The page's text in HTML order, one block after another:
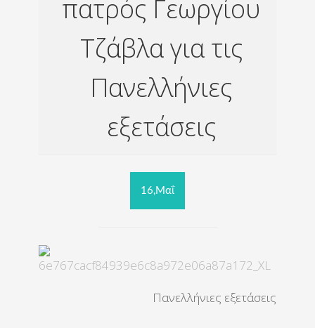
πατρός Γεωργίου
Τζάβλα για τις
Πανελλήνιες
εξετάσεις
16,Μαΐ
Πανελλήνιες εξετάσεις